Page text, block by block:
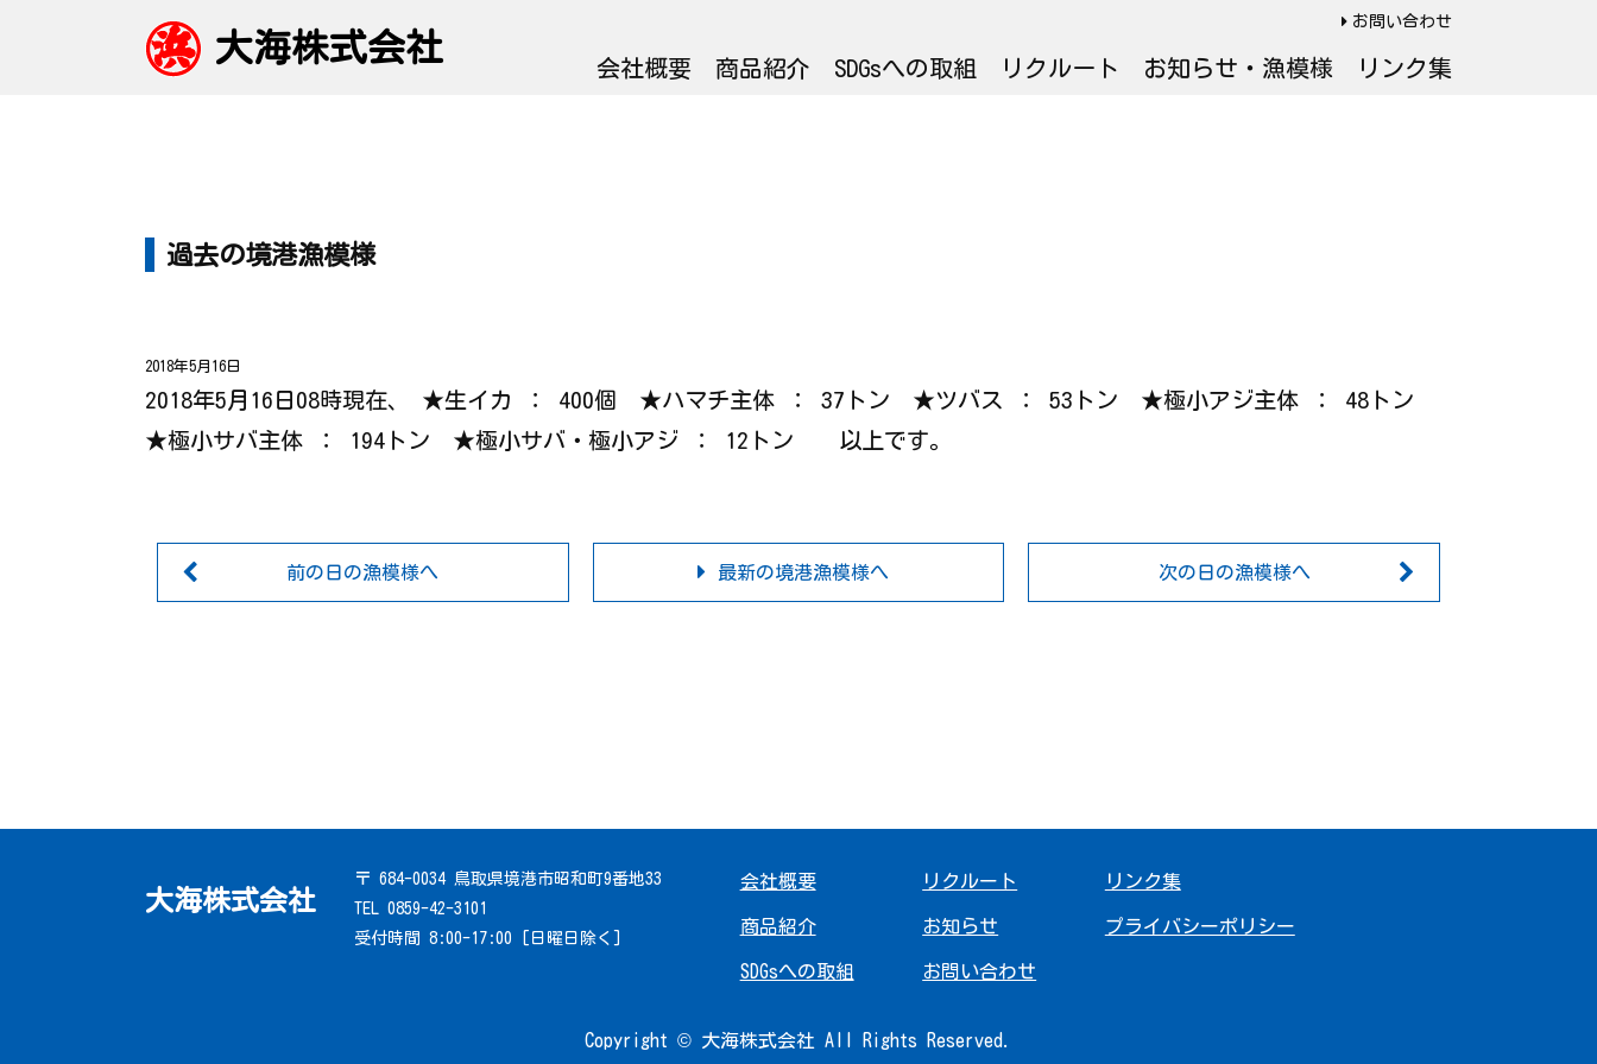
大海株式会社
お問い合わせ
会社概要 商品紹介 SDGsへの取組 リクルート お知らせ・漁模様 リンク集
過去の境港漁模様
2018年5月16日
2018年5月16日08時現在、 ★生イカ ： 400個 ★ハマチ主体 ： 37トン ★ツバス ： 53トン ★極小アジ主体 ： 48トン
★極小サバ主体 ： 194トン ★極小サバ・極小アジ ： 12トン 以上です。
前の日の漁模様へ 最新の境港漁模様へ 次の日の漁模様へ
大海株式会社
〒 684-0034 鳥取県境港市昭和町9番地33
TEL 0859-42-3101
受付時間 8:00-17:00 [日曜日除く]
会社概要
商品紹介
SDGsへの取組
リクルート
お知らせ
お問い合わせ
リンク集
プライバシーポリシー
Copyright © 大海株式会社 All Rights Reserved.